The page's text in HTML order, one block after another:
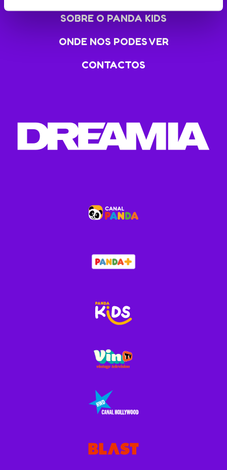
Cookies".
SOBRE O PANDA KIDS
ONDE NOS PODES VER
CONTACTOS